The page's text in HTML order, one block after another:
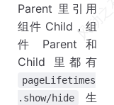
Parent 里引用
组件 Child，组
件 Parent 和
Child 里都有
pageLifetimes
.show/hide
生